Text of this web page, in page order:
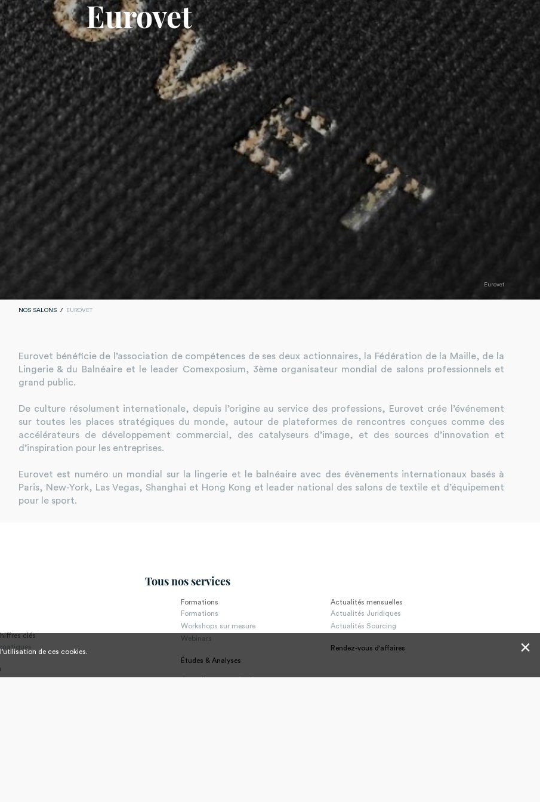
Eurovet
Eurovet
NOS SALONS EUROVET
Eurovet bénéficie de l’association de compétences de ses deux actionnaires, la Fédération de la Maille, de la
Lingerie & du Balnéaire et le leader Comexposium, 3ème organisateur mondial de salons professionnels et
grand public.
De culture résolument internationale, depuis l’origine au service des professions, Eurovet crée l’événement
sur toutes les places stratégiques du monde, autour de plateformes de rencontres conçues comme des
accélérateurs de développement commercial, des catalyseurs d’image, et des sources d’innovation et
d’inspiration pour les entreprises.
Eurovet est numéro un mondial sur la lingerie et le balnéaire avec des évènements internationaux basés à
Paris, New-York, Las Vegas, Shanghai et Hong Kong et leader national des salons de textile et d’équipement
pour le sport.
clés
Tous nos services
Formations
Formations
Workshops sur mesure
Webinars
Études & Analyses
Conseils personnalisés
Actualités mensuelles
Actualités Juridiques
Actualités Sourcing
Rendez-vous d'affaires
de ces cookies.
✕